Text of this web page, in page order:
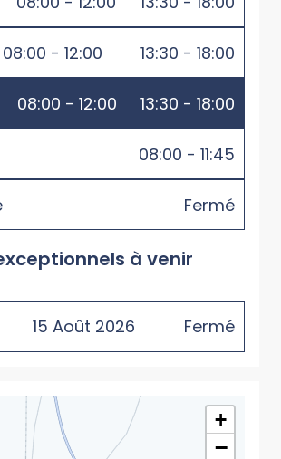
08:00 - 12:00 13:30 - 18:00
08:00 - 12:00 13:30 - 18:00
08:00 - 11:45
Fermé
à venir
15 Août 2026 Fermé
+
−